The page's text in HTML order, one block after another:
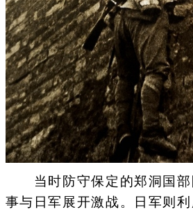
当时防守保定的郑洞国部
事与日军展开激战。日军则